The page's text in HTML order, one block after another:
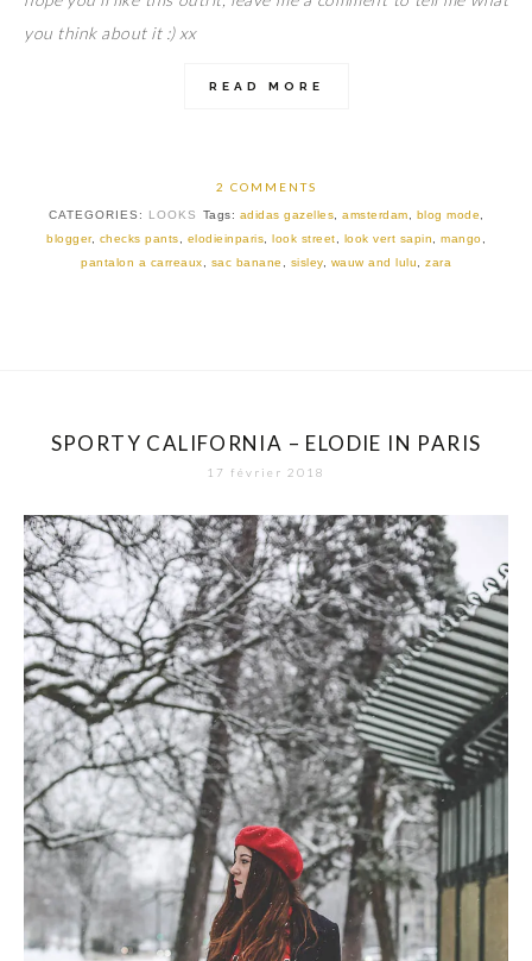
you think about it :) xx
READ MORE
2 COMMENTS
CATEGORIES: LOOKS Tags: adidas gazelles, amsterdam, blog mode,
blogger, checks pants, elodieinparis, look street, look vert sapin, mango,
pantalon a carreaux, sac banane , sisley, wauw and lulu, zara
SPORTY CALIFORNIA – ELODIE IN PARIS
17 février 2018